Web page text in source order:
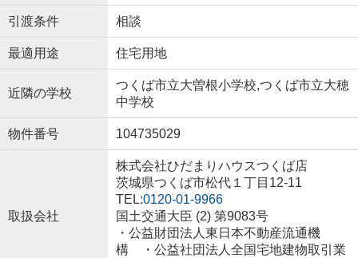
引渡条件 相談
最適用途 住宅用地
近隣の学校
つくば市立大曽根小学校,つくば市立大穂
中学校
物件番号 104735029
取扱会社
株式会社ひだまりハウスつくば店
茨城県つくば市松代１丁目12-11
TEL:0120-01-9966
国土交通大臣 (2) 第9083号
・公益財団法人東日本不動産流通機
構 ・公益社団法人全国宅地建物取引業